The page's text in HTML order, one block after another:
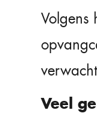
Volgens
Veel